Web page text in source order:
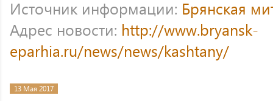
Источник информации: Брянская
Адрес новости: http://www.bryansk-
eparhia.ru/news/news/kashtany/
13 Мая 2017